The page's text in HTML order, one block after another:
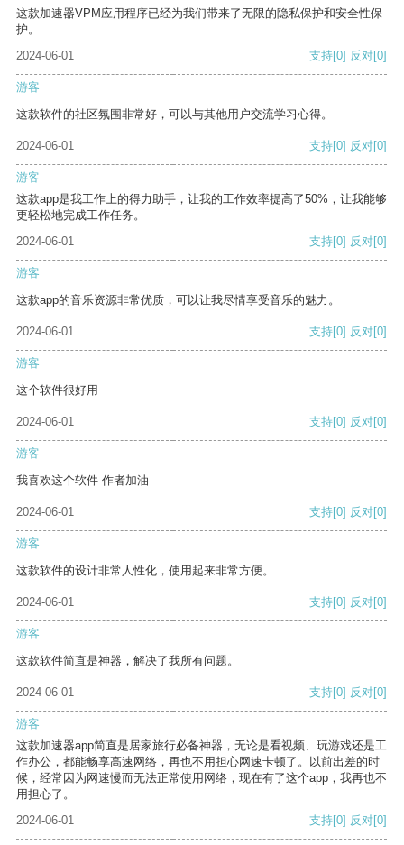
这款加速器VPM应用程序已经为我们带来了无限的隐私保护和安全性保
护。
2024-06-01
支持[0] 反对[0]
游客
这款软件的社区氛围非常好，可以与其他用户交流学习心得。
2024-06-01 支持[0] 反对[0]
游客
这款app是我工作上的得力助手，让我的工作效率提高了50%，让我能够
更轻松地完成工作任务。
2024-06-01
支持[0] 反对[0]
游客
这款app的音乐资源非常优质，可以让我尽情享受音乐的魅力。
2024-06-01 支持[0] 反对[0]
游客
这个软件很好用
2024-06-01 支持[0] 反对[0]
游客
我喜欢这个软件 作者加油
2024-06-01 支持[0] 反对[0]
游客
这款软件的设计非常人性化，使用起来非常方便。
2024-06-01 支持[0] 反对[0]
游客
这款软件简直是神器，解决了我所有问题。
2024-06-01 支持[0] 反对[0]
游客
这款加速器app简直是居家旅行必备神器，无论是看视频、玩游戏还是工
作办公，都能畅享高速网络，再也不用担心网速卡顿了。以前出差的时
候，经常因为网速慢而无法正常使用网络，现在有了这个app，我再也不
用担心了。
2024-06-01
支持[0] 反对[0]